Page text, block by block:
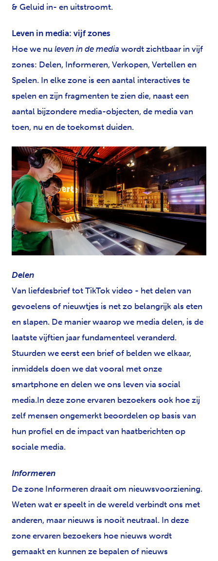
& Geluid in- en uitstroomt.
Leven in media: vijf zones
Hoe we nu leven in de media wordt zichtbaar in vijf
zones: Delen, Informeren, Verkopen, Vertellen en
Spelen. In elke zone is een aantal interactives te
spelen en zijn fragmenten te zien die, naast een
aantal bijzondere media-objecten, de media van
toen, nu en de toekomst duiden.
JPG
Delen
Van liefdesbrief tot TikTok video - het delen van
gevoelens of nieuwtjes is net zo belangrijk als eten
en slapen. De manier waarop we media delen, is de
laatste vijftien jaar fundamenteel veranderd.
Stuurden we eerst een brief of belden we elkaar,
inmiddels doen we dat vooral met onze
smartphone en delen we ons leven via social
media.In deze zone ervaren bezoekers ook hoe zij
zelf mensen ongemerkt beoordelen op basis van
hun profiel en de impact van haatberichten op
sociale media.
Informeren
De zone Informeren draait om nieuwsvoorziening.
Weten wat er speelt in de wereld verbindt ons met
anderen, maar nieuws is nooit neutraal. In deze
zone ervaren bezoekers hoe nieuws wordt
gemaakt en kunnen ze bepalen of nieuws